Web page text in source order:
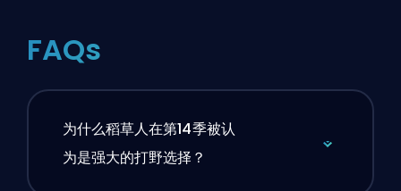
FAQs
为什么稻草人在第14季被认
为是强大的打野选择？